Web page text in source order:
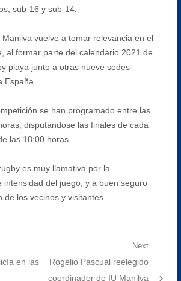
sub-16 y sub-14.
vuelve a tomar relevancia en el
al formar parte del calendario 2021 de
playa junto a otras nueve sedes
España.
se han programado entre las
disputándose las finales de cada
las 18:00 horas.
es muy llamativa por la
intensidad del juego, y a buen seguro
de los vecinos y visitantes.
en las
Next
Next
post:
Rogelio Pascual reelegido
coordinador de IU Manilva